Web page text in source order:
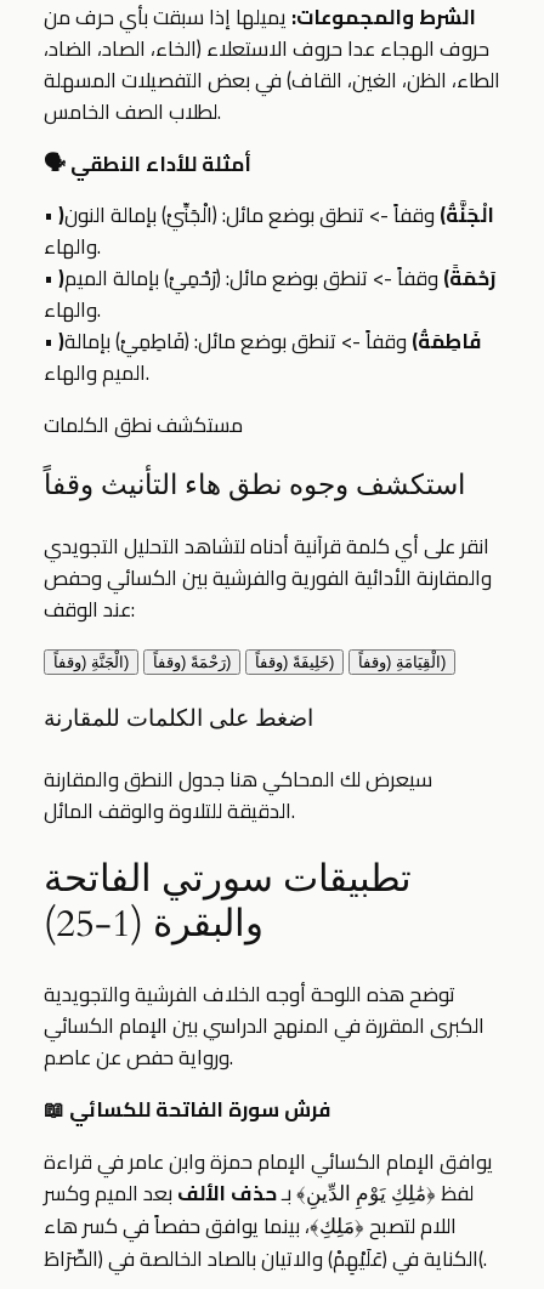
الشرط والمجموعات:يميلها إذا سبقت بأي حرف من
حروف الهجاء عدا حروف الاستعلاء (الخاء، الصاد، الضاد،
الطاء، الظن، الغين، القاف) في بعض التفصيلات المسهلة
لطلاب الصف الخامس.
🗣️ أمثلة للأداء النطقي
•
﴿الْجَنَّةُ﴾وقفاً -> تنطق بوضع مائل: (الْجَنِّيْ) بإمالة النون
والهاء.
•
﴿رَحْمَةً﴾وقفاً -> تنطق بوضع مائل: (رَحْمِيْ) بإمالة الميم
والهاء.
•
﴿فَاطِمَةُ﴾وقفاً -> تنطق بوضع مائل: (فَاطِمِيْ) بإمالة
الميم والهاء.
مستكشف نطق الكلمات
استكشف وجوه نطق هاء التأنيث وقفاً
انقر على أي كلمة قرآنية أدناه لتشاهد التحليل التجويدي
والمقارنة الأدائية الفورية والفرشية بين الكسائي وحفص
عند الوقف:
الْجَنَّةِ (وقفاً) رَحْمَةً (وقفاً) خَلِيفَةً (وقفاً) الْقِيَامَةِ (وقفاً)
اضغط على الكلمات للمقارنة
سيعرض لك المحاكي هنا جدول النطق والمقارنة
الدقيقة للتلاوة والوقف المائل.
تطبيقات سورتي الفاتحة
والبقرة (1-25)
توضح هذه اللوحة أوجه الخلاف الفرشية والتجويدية
الكبرى المقررة في المنهج الدراسي بين الإمام الكسائي
ورواية حفص عن عاصم.
📖 فرش سورة الفاتحة للكسائي
يوافق الإمام الكسائي الإمام حمزة وابن عامر في قراءة
لفظ ﴿مَٰلِكِ يَوْمِ الدِّينِ﴾ بـحذف الألفبعد الميم وكسر
اللام لتصبح ﴿مَلِكِ﴾، بينما يوافق حفصاً في كسر هاء
الكناية في ﴿عَلَيْهِمْ﴾ والاتيان بالصاد الخالصة في ﴿الصِّرَاطَ﴾.